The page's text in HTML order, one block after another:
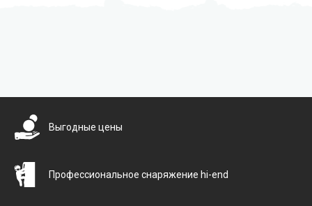
Выгодные цены
Профессиональное снаряжение hi-end